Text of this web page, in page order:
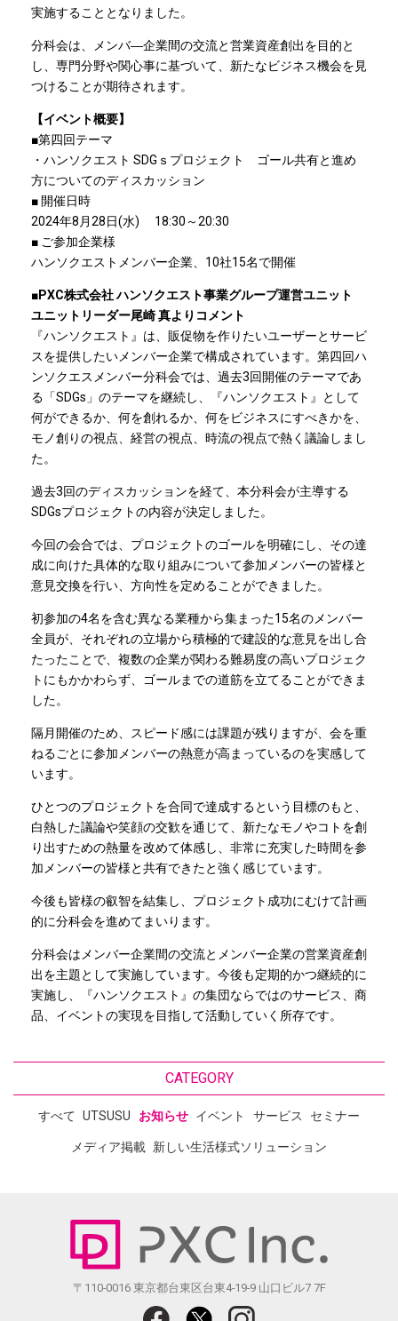
実施することとなりました。
分科会は、メンバ―企業間の交流と営業資産創出を目的と
し、専門分野や関心事に基づいて、新たなビジネス機会を見
つけることが期待されます。
【イベント概要】
■第四回テーマ
・ハンソクエスト SDGｓプロジェクト ゴール共有と進め
方についてのディスカッション
■ 開催日時
2024年8月28日(水) 18:30～20:30
■ ご参加企業様
ハンソクエストメンバー企業、10社15名で開催
■PXC株式会社 ハンソクエスト事業グループ運営ユニット
ユニットリーダー尾崎 真よりコメント
『ハンソクエスト』は、販促物を作りたいユーザーとサービ
スを提供したいメンバー企業で構成されています。第四回ハ
ンソクエスメンバー分科会では、過去3回開催のテーマであ
る「SDGs」のテーマを継続し、『ハンソクエスト』として
何ができるか、何を創れるか、何をビジネスにすべきかを、
モノ創りの視点、経営の視点、時流の視点で熱く議論しまし
た。
過去3回のディスカッションを経て、本分科会が主導する
SDGsプロジェクトの内容が決定しました。
今回の会合では、プロジェクトのゴールを明確にし、その達
成に向けた具体的な取り組みについて参加メンバーの皆様と
意見交換を行い、方向性を定めることができました。
初参加の4名を含む異なる業種から集まった15名のメンバー
全員が、それぞれの立場から積極的で建設的な意見を出し合
たったことで、複数の企業が関わる難易度の高いプロジェク
トにもかかわらず、ゴールまでの道筋を立てることができま
した。
隔月開催のため、スピード感には課題が残りますが、会を重
ねるごとに参加メンバーの熱意が高まっているのを実感して
います。
ひとつのプロジェクトを合同で達成するという目標のもと、
白熱した議論や笑顔の交歓を通じて、新たなモノやコトを創
り出すための熱量を改めて体感し、非常に充実した時間を参
加メンバーの皆様と共有できたと強く感じています。
今後も皆様の叡智を結集し、プロジェクト成功にむけて計画
的に分科会を進めてまいります。
分科会はメンバー企業間の交流とメンバー企業の営業資産創
出を主題として実施しています。今後も定期的かつ継続的に
実施し、『ハンソクエスト』の集団ならではのサービス、商
品、イベントの実現を目指して活動していく所存です。
CATEGORY
すべて UTSUSU お知らせ イベント サービス セミナー
メディア掲載 新しい生活様式ソリューション
〒110-0016 東京都台東区台東4-19-9 山口ビル7 7F